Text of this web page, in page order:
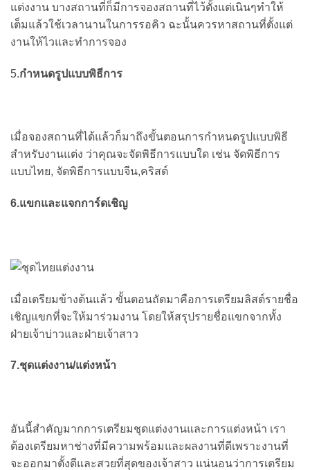
แต่งงาน บางสถานที่ก็มีการจองสถานที่ไว้ตั้งแต่เนินๆทำให้
เต็มแล้วใช้เวลานานในการรอคิว ฉะนั้นควรหาสถานที่ตั้งแต่
งานให้ไวและทำการจอง
5.กำหนดรูปแบบพิธีการ
เมื่อจองสถานที่ได้แล้วก็มาถึงขั้นตอนการกำหนดรูปแบบพิธี
สำหรับงานแต่ง ว่าคุณจะจัดพิธีการแบบใด เช่น จัดพิธีการ
แบบไทย, จัดพิธีการแบบจีน,คริสต์
6.แขกและแจกการ์ดเชิญ
เมื่อเตรียมข้างต้นแล้ว ขั้นตอนถัดมาคือการเตรียมลิสต์รายชื่อ
เชิญแขกที่จะให้มาร่วมงาน โดยให้สรุปรายชื่อแขกจากทั้ง
ฝ่ายเจ้าบ่าวและฝ่ายเจ้าสาว
7.ชุดแต่งงาน/แต่งหน้า
อันนี้สำคัญมากการเตรียมชุดแต่งงานและการแต่งหน้า เรา
ต้องเตรียมหาช่างที่มีความพร้อมและผลงานที่ดีเพราะงานที่
จะออกมาตั้งดีและสวยที่สุดของเจ้าสาว แน่นอนว่าการเตรียม